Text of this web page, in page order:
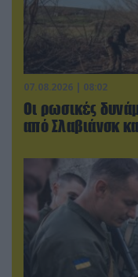
07.08.2026 | 08:02
Οι ρωσικές
από Σλαβιάνσκ